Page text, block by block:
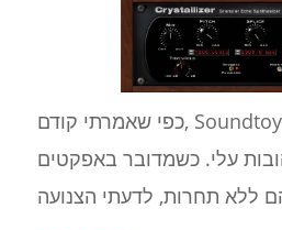
כפי שאמרתי קודם, Soundtoys היא אחת מחברות
עלי. כשמדובר באפקטים